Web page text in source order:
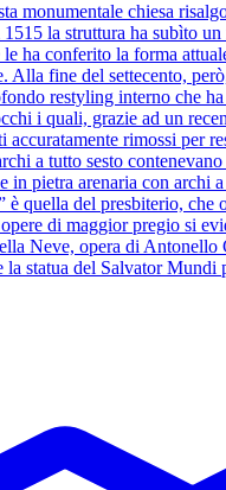
monumentale chiesa
la struttura ha subìto
ha conferito la forma
Alla fine del settecento,
restyling interno che
i quali, grazie ad un
accuratamente rimossi per
a tutto sesto
in pietra arenaria con archi a
è quella del presbiterio, che
di maggior pregio si
Neve, opera di Antonello
la statua del Salvator Mundi